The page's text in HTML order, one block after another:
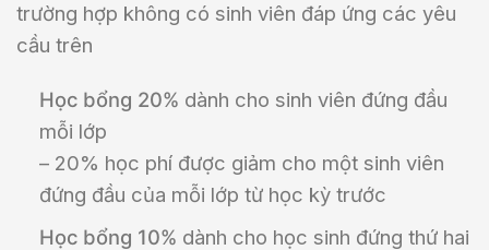
trường hợp không có sinh viên đáp ứng các yêu
cầu trên
Học bổng 20% ​dành cho sinh viên đứng đầu
mỗi lớp
– 20% học phí được giảm cho một sinh viên
đứng đầu của mỗi lớp từ học kỳ trước
Học bổng 10% dành cho học sinh đứng thứ hai